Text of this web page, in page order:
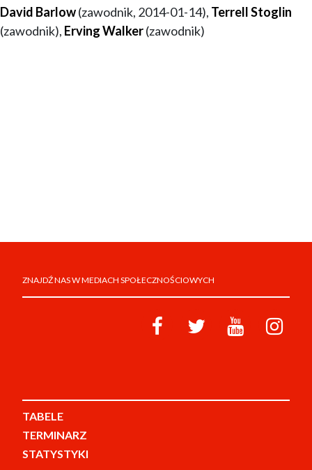
David Barlow(zawodnik, 2014-01-14), Terrell Stoglin
(zawodnik), Erving Walker(zawodnik)
ZNAJDŹ NAS W MEDIACH SPOŁECZNOŚCIOWYCH
TABELE
TERMINARZ
STATYSTYKI